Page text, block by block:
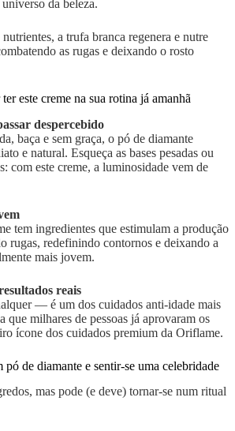
da beleza.
a trufa branca regenera e nutre
as rugas e deixando o rosto
este creme na sua rotina já amanhã
despercebido
baça e sem graça, o pó de diamante
e natural. Esqueça as bases pesadas ou
com este creme, a luminosidade vem de
tem ingredientes que estimulam a produção
rugas, redefinindo contornos e deixando a
mais jovem.
reais
— é um dos cuidados anti-idade mais
que milhares de pessoas já aprovaram os
ícone dos cuidados premium da Oriflame.
pó de diamante e sentir-se uma celebridade
mas pode (e deve) tornar-se num ritual